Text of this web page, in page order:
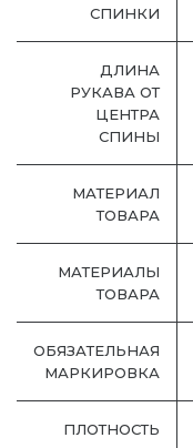
СПИНКИ
ДЛИНА
РУКАВА ОТ
ЦЕНТРА
СПИНЫ
МАТЕРИАЛ
ТОВАРА
МАТЕРИАЛЫ
ТОВАРА
ОБЯЗАТЕЛЬНАЯ
МАРКИРОВКА
ПЛОТНОСТЬ